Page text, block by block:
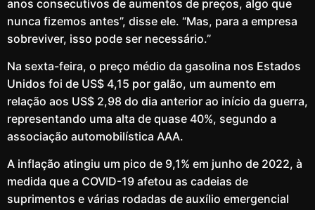
anos consecutivos de aumentos de preços, algo que
nunca fizemos antes”, disse ele. “Mas, para a empresa
sobreviver, isso pode ser necessário.”
Na sexta-feira, o preço médio da gasolina nos Estados
Unidos foi de US$ 4,15 por galão, um aumento em
relação aos US$ 2,98 do dia anterior ao início da guerra,
representando uma alta de quase 40%, segundo a
associação automobilística AAA.
A inflação atingiu um pico de 9,1% em junho de 2022, à
medida que a COVID-19 afetou as cadeias de
suprimentos e várias rodadas de auxílio emergencial